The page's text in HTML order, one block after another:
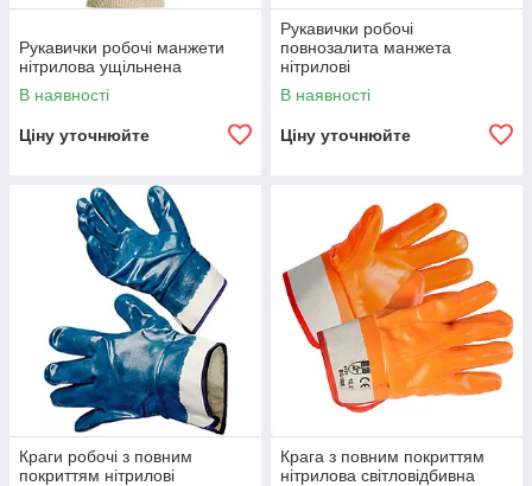
Рукавички робочі манжети
нітрилова ущільнена
В наявності
Ціну уточнюйте
Рукавички робочі
повнозалита манжета
нітрилові
В наявності
Ціну уточнюйте
Краги робочі з повним
покриттям нітрилові
Крага з повним покриттям
нітрилова світловідбивна